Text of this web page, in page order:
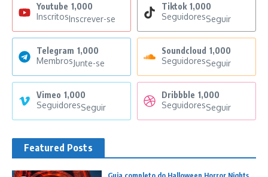
Youtube 1,000
InscritosInscrever-se
Tiktok 1,000
SeguidoresSeguir
Telegram 1,000
MembrosJunte-se
Soundcloud 1,000
SeguidoresSeguir
Vimeo 1,000
SeguidoresSeguir
Dribbble 1,000
SeguidoresSeguir
Featured Posts